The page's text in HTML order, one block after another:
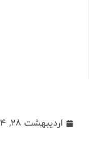
اردیبهشت ۲۸, ۱۴۰۴